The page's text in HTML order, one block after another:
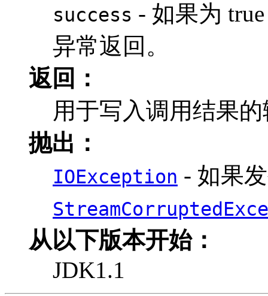
success - 如果为
异常返回。
返回：
用于写入调用结果
抛出：
IOException - 如果
从以下版本开始：
JDK1.1